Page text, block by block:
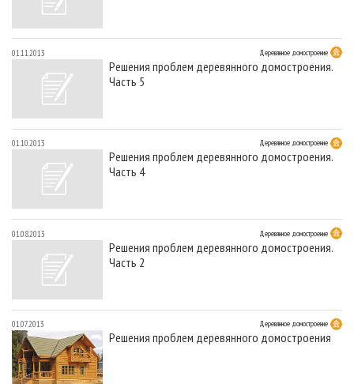
01.11.2013 Деревянное домостроение
Решения проблем деревянного домостроения.
Часть 5
01.10.2013 Деревянное домостроение
Решения проблем деревянного домостроения.
Часть 4
01.08.2013 Деревянное домостроение
Решения проблем деревянного домостроения.
Часть 2
01.07.2013 Деревянное домостроение
Решения проблем деревянного домостроения